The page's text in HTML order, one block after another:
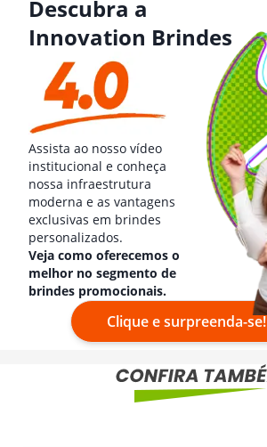
Descubra a
Innovation Brindes
Assista ao nosso vídeo
institucional e conheça
nossa infraestrutura
moderna e as vantagens
exclusivas em brindes
personalizados.
Veja como oferecemos o
melhor no segmento de
brindes promocionais.
Clique e surpreenda-se!